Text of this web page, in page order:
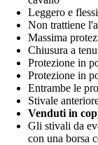
Leggero e
Non trattiene
Massima
Chiusura a
Protezione in
Protezione in
Entrambe le
Stivale
Venduti in
Gli stivali da
con una borsa